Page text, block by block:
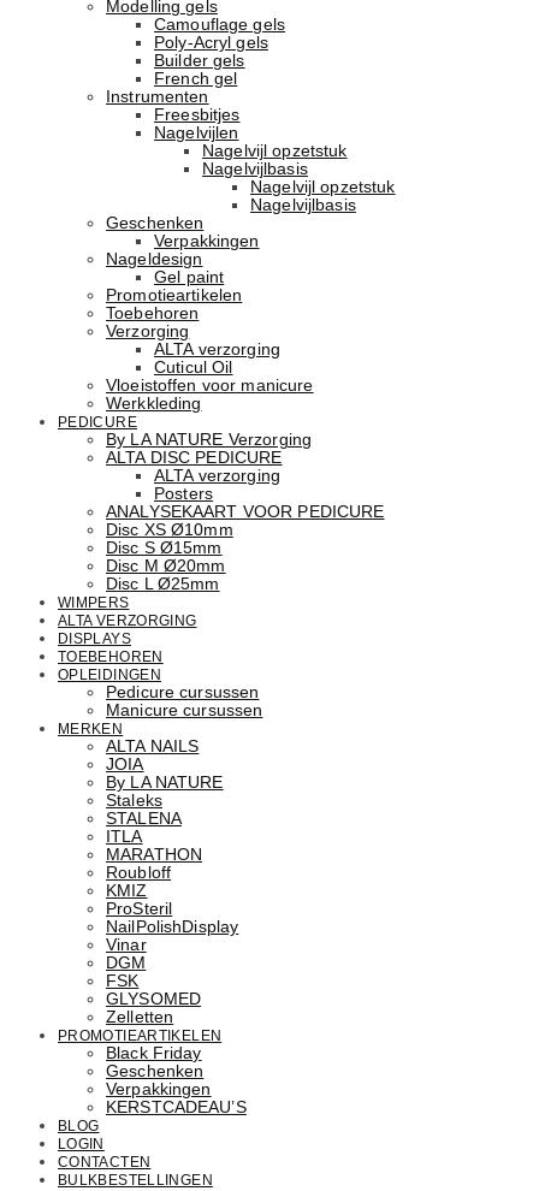
Modelling gels
Camouflage gels
Poly-Acryl gels
Builder gels
French gel
Instrumenten
Freesbitjes
Nagelvijlen
Nagelvijl opzetstuk
Nagelvijlbasis
Nagelvijl opzetstuk
Nagelvijlbasis
Geschenken
Verpakkingen
Nageldesign
Gel paint
Promotieartikelen
Toebehoren
Verzorging
ALTA verzorging
Cuticul Oil
Vloeistoffen voor manicure
Werkkleding
PEDICURE
By LA NATURE Verzorging
ALTA DISC PEDICURE
ALTA verzorging
Posters
ANALYSEKAART VOOR PEDICURE
Disc XS Ø10mm
Disc S Ø15mm
Disc M Ø20mm
Disc L Ø25mm
WIMPERS
ALTA VERZORGING
DISPLAYS
TOEBEHOREN
OPLEIDINGEN
Pedicure cursussen
Manicure cursussen
MERKEN
ALTA NAILS
JOIA
By LA NATURE
Staleks
STALENA
ITLA
MARATHON
Roubloff
KMIZ
ProSteril
NailPolishDisplay
Vinar
DGM
FSK
GLYSOMED
Zelletten
PROMOTIEARTIKELEN
Black Friday
Geschenken
Verpakkingen
KERSTCADEAU’S
BLOG
LOGIN
CONTACTEN
BULKBESTELLINGEN